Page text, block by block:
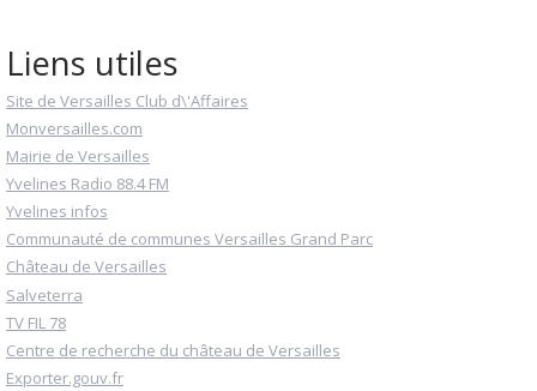
Liens utiles
Site de Versailles Club d\'Affaires
Monversailles.com
Mairie de Versailles
Yvelines Radio 88.4 FM
Yvelines infos
Communauté de communes Versailles Grand Parc
Château de Versailles
Salveterra
TV FIL 78
Centre de recherche du château de Versailles
Exporter.gouv.fr